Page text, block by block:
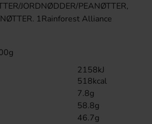
JORDNØDDER/PEANØTTER,
1Rainforest Alliance
2158kJ
518kcal
7.8g
58.8g
46.7g